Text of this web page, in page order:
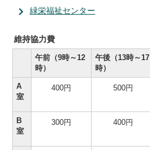
緑栄福祉センター
維持協力費
午前（9時～12
時）
午後（13時～17
時）
A
室
400円 500円
B
室
300円 400円